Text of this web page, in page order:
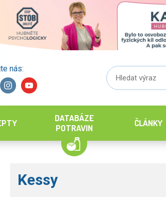
nás:
DATABÁZE
POTRAVIN
ČLÁNKY
Kessy